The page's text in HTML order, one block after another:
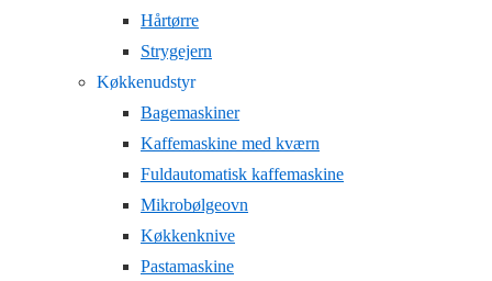
Hårtørre
Strygejern
Køkkenudstyr
Bagemaskiner
Kaffemaskine med kværn
Fuldautomatisk kaffemaskine
Mikrobølgeovn
Køkkenknive
Pastamaskine